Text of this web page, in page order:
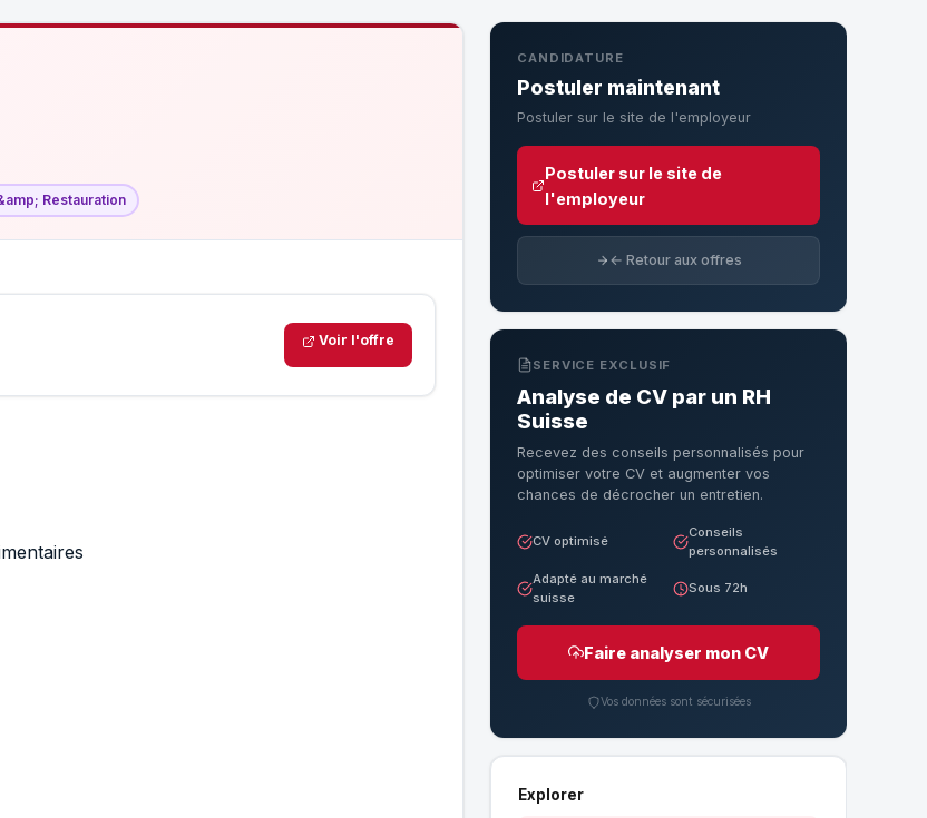
Restauration
Voir l'offre
CANDIDATURE
Postuler maintenant
Postuler sur le site de l'employeur
Postuler sur le site de
l'employeur
← Retour aux offres
SERVICE EXCLUSIF
Analyse de CV par un RH
Suisse
Recevez des conseils personnalisés pour
optimiser votre CV et augmenter vos
chances de décrocher un entretien.
CV optimisé
Conseils
personnalisés
Adapté au marché
suisse
Sous 72h
Faire analyser mon CV
Vos données sont sécurisées
Explorer